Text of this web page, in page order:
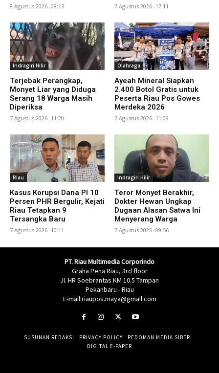
8 Agustus 2026 -08:13 7 Agustus 2026 -17:11
Indragiri Hilir
Terjebak Perangkap,
Monyet Liar yang Diduga
Serang 18 Warga Masih
Diperiksa
7 Agustus 2026 -11:20
Olahraga
Ayeah Mineral Siapkan
2.400 Botol Gratis untuk
Peserta Riau Pos Gowes
Merdeka 2026
7 Agustus 2026 -11:09
Riau
Kasus Korupsi Dana PI 10
Persen PHR Bergulir, Kejati
Riau Tetapkan 9
Tersangka Baru
7 Agustus 2026 -10:11
Indragiri Hilir
Teror Monyet Berakhir,
Dokter Hewan Ungkap
Dugaan Alasan Satwa Ini
Menyerang Warga
7 Agustus 2026 -09:56
PT. Riau Multimedia Corporindo
Graha Pena Riau, 3rd floor
Jl. HR Soebrantas KM 10.5 Tampan
Pekanbaru - Riau
E-mail:riaupos.maya@gmail.com
SUSUNAN REDAKSI PRIVACY POLICY
PEDOMAN MEDIA SIBER
DIGITAL E-PAPER